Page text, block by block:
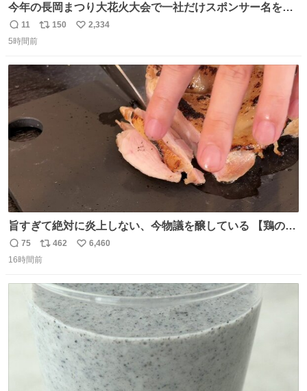
今年の長岡まつり大花火大会で一社だけスポンサー名をア
ナウンスされずに花火打ち揚げされた企業が有った。 企業
名から今更ながらその理由が解った😢
返
信
11
リ
ト
数
150
い
2,334
5時間前
旨すぎて絶対に炎上しない、今物議を醸している 【鶏のた
たき】 を家で作る方法を教えます 鶏もも肉に特別な処理を
して大葉やみょうがなどの薬味と一緒にいただきます 夏に
youtu.be/s0jWxvy14_4
返
信
75
リ
ポ
ト
数
462
い
数
6,460
16時間前